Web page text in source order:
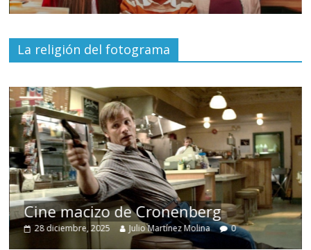
La religión del fotograma
Cine macizo de Cronenberg
28 diciembre, 2025 Julio Martínez Molina 0